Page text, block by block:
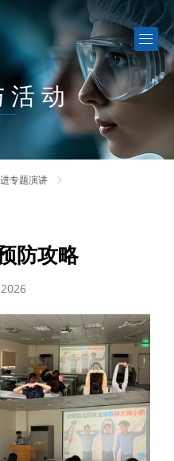
活动
专题演讲
防攻略